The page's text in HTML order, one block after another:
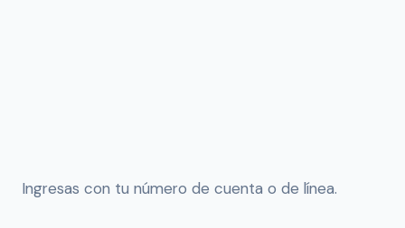
Ingresas con tu número de cuenta o de línea.